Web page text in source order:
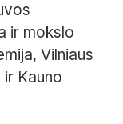
ir mokslo
Vilniaus
Kauno